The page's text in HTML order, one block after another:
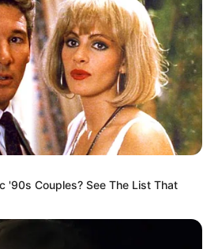
és most
Most érkezett a
'90s Couples? See The List That